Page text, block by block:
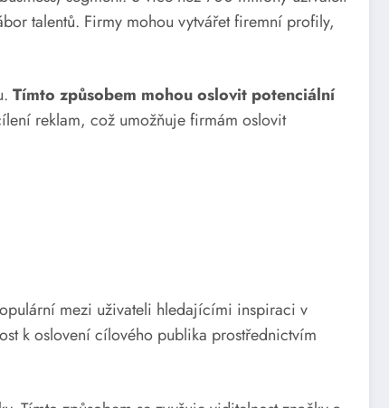
talentů. Firmy mohou vytvářet firemní profily,
Tímto způsobem mohou oslovit potenciální
reklam, což umožňuje firmám oslovit
mezi uživateli hledajícími inspiraci v
k oslovení cílového publika prostřednictvím